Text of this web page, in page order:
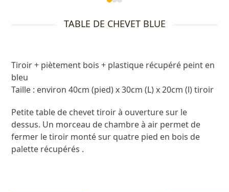
Press
to
the
slide
TABLE DE CHEVET BLUE
Tiroir + piètement bois + plastique récupéré peint en
bleu
Taille : environ 40cm (pied) x 30cm (L) x 20cm (l) tiroir
Petite table de chevet tiroir à ouverture sur le
dessus. Un morceau de chambre à air permet de
fermer le tiroir monté sur quatre pied en bois de
palette récupérés .